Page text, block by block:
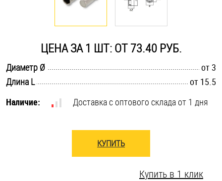
Стопорные кольца
Такелаж
Хомуты
Шайбы
Шпильки
Штифты и пальцы
ЦЕНА ЗА 1 ШТ: ОТ 73.40 РУБ.
Диаметр Ø
от 3
Длина L
от 15.5
Наличие:
Доставка с оптового склада от 1 дня
КУПИТЬ
Купить в 1 клик